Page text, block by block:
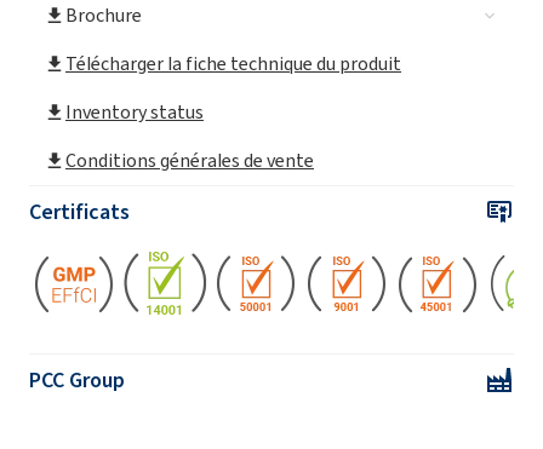
Brochure
Télécharger la fiche technique du produit
Inventory status
Conditions générales de vente
Certificats
PCC Group